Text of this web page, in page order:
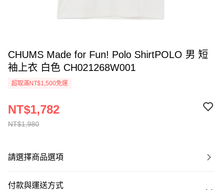
CHUMS Made for Fun! Polo ShirtPOLO 男 短
袖上衣 白色 CH021268W001
超取滿NT$1,500免運
NT$1,980
NT$1,782
請選擇商品選項
付款與運送方式